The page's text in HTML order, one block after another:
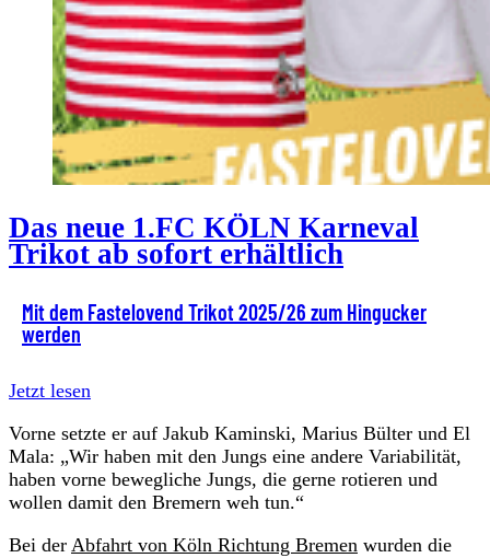
Das neue 1.FC KÖLN Karneval
Trikot ab sofort erhältlich
Mit dem Fastelovend Trikot 2025/26 zum Hingucker
werden
Jetzt lesen
Vorne setzte er auf Jakub Kaminski, Marius Bülter und El
Mala: „Wir haben mit den Jungs eine andere Variabilität,
haben vorne bewegliche Jungs, die gerne rotieren und
wollen damit den Bremern weh tun.“
Bei der Abfahrt von Köln Richtung Bremen wurden die